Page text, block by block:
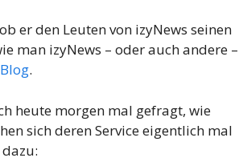
er den Leuten von izyNews seinen
man izyNews – oder auch andere –
.
heute morgen mal gefragt, wie
sich deren Service eigentlich mal
dazu: